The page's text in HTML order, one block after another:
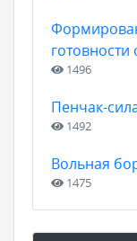
1496
Пенчак-
1492
Вольная
1475